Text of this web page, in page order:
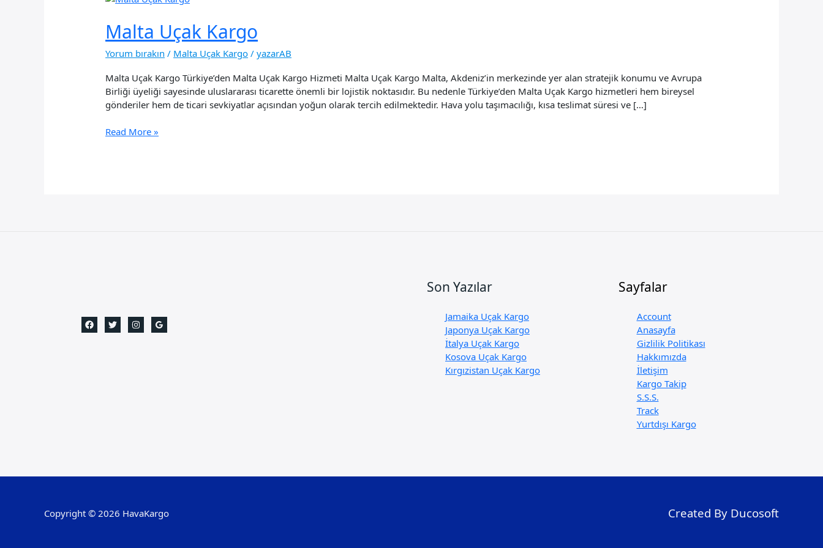
Malta Uçak Kargo
Yorum bırakın / Malta Uçak Kargo /yazarAB
Malta Uçak Kargo Türkiye’den Malta Uçak Kargo Hizmeti Malta Uçak Kargo Malta, Akdeniz’in merkezinde yer alan stratejik konumu ve Avrupa
Birliği üyeliği sayesinde uluslararası ticarette önemli bir lojistik noktasıdır. Bu nedenle Türkiye’den Malta Uçak Kargo hizmetleri hem bireysel
gönderiler hem de ticari sevkiyatlar açısından yoğun olarak tercih edilmektedir. Hava yolu taşımacılığı, kısa teslimat süresi ve […]
Malta
Read More »
Son Yazılar
Jamaika Uçak Kargo
Japonya Uçak Kargo
İtalya Uçak Kargo
Kosova Uçak Kargo
Kırgızistan Uçak Kargo
Sayfalar
Account
Anasayfa
Gizlilik Politikası
Hakkımızda
İletişim
Kargo Takip
S.S.S.
Track
Yurtdışı Kargo
Copyright © 2026 HavaKargo Created By Ducosoft